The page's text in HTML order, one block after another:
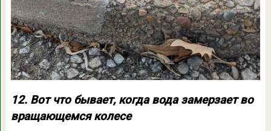
12. Вот что бывает, когда вода замерзает во
вращающемся колесе